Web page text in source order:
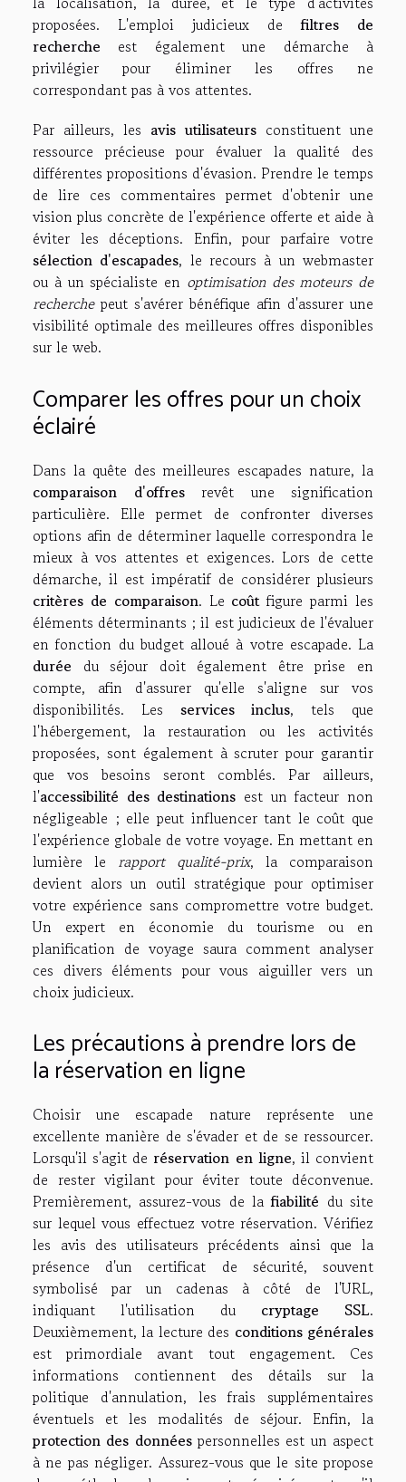
proposées. L'emploi judicieux defiltres de
recherche est également une démarche à
privilégier pour éliminer les offres ne
correspondant pas à vos attentes.
Par ailleurs, les avis utilisateurs constituent une
ressource précieuse pour évaluer la qualité des
différentes propositions d'évasion. Prendre le temps
de lire ces commentaires permet d'obtenir une
vision plus concrète de l'expérience offerte et aide à
éviter les déceptions. Enfin, pour parfaire votre
sélection d'escapades, le recours à un webmaster
ou à un spécialiste en optimisation des moteurs de
recherchepeut s'avérer bénéfique afin d'assurer une
visibilité optimale des meilleures offres disponibles
sur le web.
Comparer les offres pour un choix
éclairé
Dans la quête des meilleures escapades nature, la
comparaison d'offresrevêt une signification
particulière. Elle permet de confronter diverses
options afin de déterminer laquelle correspondra le
mieux à vos attentes et exigences. Lors de cette
démarche, il est impératif de considérer plusieurs
critères de comparaison. Le coûtfigure parmi les
éléments déterminants ; il est judicieux de l'évaluer
en fonction du budget alloué à votre escapade. La
durée du séjour doit également être prise en
compte, afin d'assurer qu'elle s'aligne sur vos
disponibilités. Les services inclus, tels que
l'hébergement, la restauration ou les activités
proposées, sont également à scruter pour garantir
que vos besoins seront comblés. Par ailleurs,
l'accessibilité des destinations est un facteur non
négligeable ; elle peut influencer tant le coût que
l'expérience globale de votre voyage. En mettant en
lumière le rapport qualité-prix, la comparaison
devient alors un outil stratégique pour optimiser
votre expérience sans compromettre votre budget.
Un expert en économie du tourisme ou en
planification de voyage saura comment analyser
ces divers éléments pour vous aiguiller vers un
choix judicieux.
Les précautions à prendre lors de
la réservation en ligne
Choisir une escapade nature représente une
excellente manière de s'évader et de se ressourcer.
Lorsqu'il s'agit de réservation en ligne, il convient
de rester vigilant pour éviter toute déconvenue.
Premièrement, assurez-vous de lafiabilité du site
sur lequel vous effectuez votre réservation. Vérifiez
les avis des utilisateurs précédents ainsi que la
présence d'un certificat de sécurité, souvent
symbolisé par un cadenas à côté de l'URL,
indiquant l'utilisation du cryptage SSL.
Deuxièmement, la lecture des conditions générales
est primordiale avant tout engagement. Ces
informations contiennent des détails sur la
politique d'annulation, les frais supplémentaires
éventuels et les modalités de séjour. Enfin, la
protection des donnéespersonnelles est un aspect
à ne pas négliger. Assurez-vous que le site propose